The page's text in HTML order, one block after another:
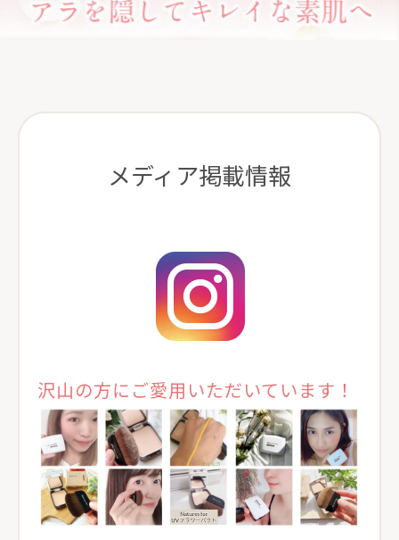
メディア掲載情報
沢山の方にご愛用いただいています！